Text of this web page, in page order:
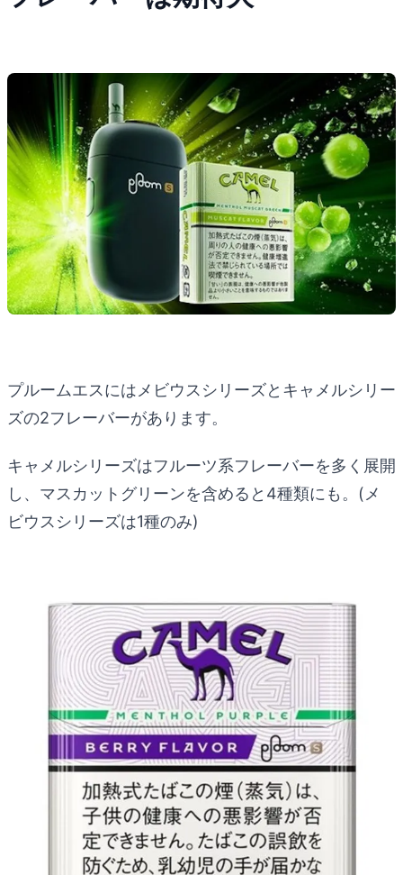
プルームエスにはメビウスシリーズとキャメルシリー
ズの2フレーバーがあります。
キャメルシリーズはフルーツ系フレーバーを多く展開
し、マスカットグリーンを含めると4種類にも。(メ
ビウスシリーズは1種のみ)